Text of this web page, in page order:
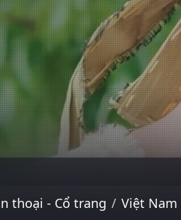
thoại - Cổ trang Việt Nam